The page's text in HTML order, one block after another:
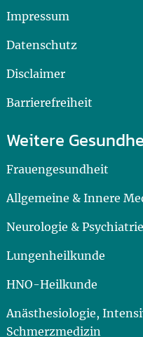
Impressum
Datenschutz
Disclaimer
Barrierefreiheit
Weitere
Frauengesundheit
Allgemeine & Innere
Neurologie & Psychiatrie
Lungenheilkunde
HNO-Heilkunde
Anästhesiologie,
Schmerzmedizin